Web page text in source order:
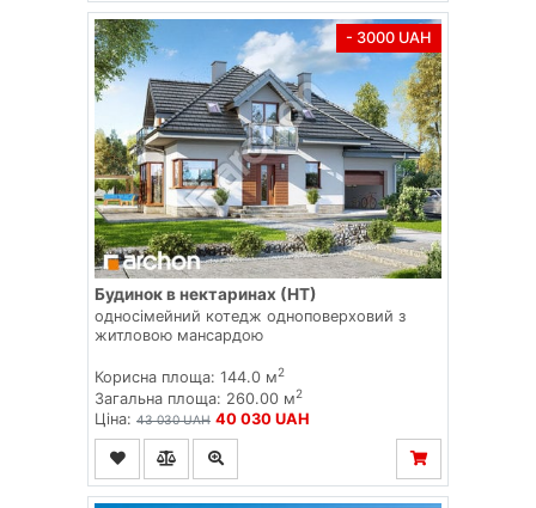
- 3000 UAH
Будинок в нектаринах (НТ)
односімейний котедж одноповерховий з
житловою мансардою
Корисна площа: 144.0 м2
Загальна площа: 260.00 м2
Ціна: 43 030 UAH 40 030 UAH